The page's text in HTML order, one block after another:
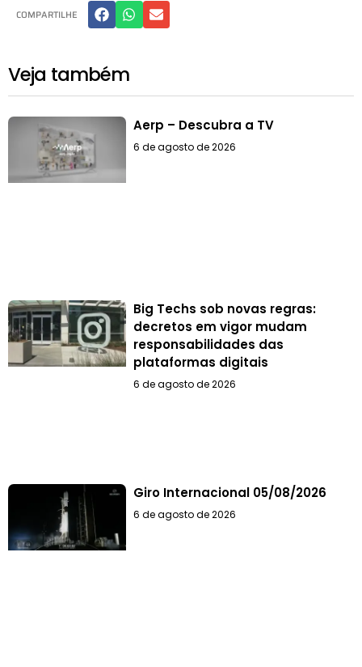
COMPARTILHE
Veja também
Aerp – Descubra a TV
6 de agosto de 2026
Big Techs sob novas regras:
decretos em vigor mudam
responsabilidades das
plataformas digitais
6 de agosto de 2026
Giro Internacional 05/08/2026
6 de agosto de 2026